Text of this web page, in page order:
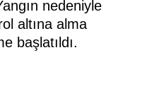
nedeniyle
altına alma
başlatıldı.